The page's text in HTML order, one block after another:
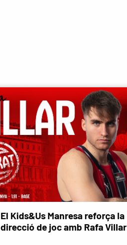
El Kids&Us Manresa reforça la
direcció de joc amb Rafa Villar